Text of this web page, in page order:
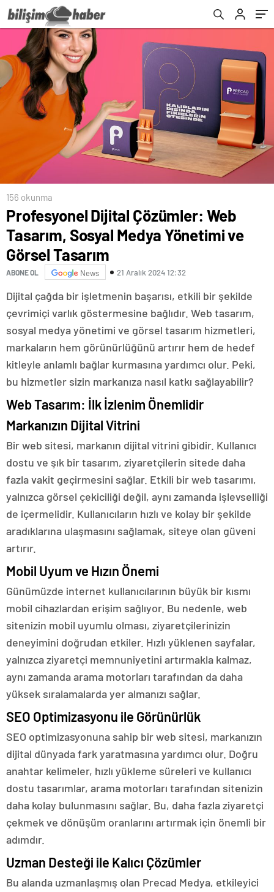
156 okunma
Profesyonel Dijital Çözümler: Web
Tasarım, Sosyal Medya Yönetimi ve
Görsel Tasarım
ABONE OL News 21 Aralık 2024 12:32
Dijital çağda bir işletmenin başarısı, etkili bir şekilde
çevrimiçi varlık göstermesine bağlıdır. Web tasarım,
sosyal medya yönetimi ve görsel tasarım hizmetleri,
markaların hem görünürlüğünü artırır hem de hedef
kitleyle anlamlı bağlar kurmasına yardımcı olur. Peki,
bu hizmetler sizin markanıza nasıl katkı sağlayabilir?
Web Tasarım: İlk İzlenim Önemlidir
Markanızın Dijital Vitrini
Bir web sitesi, markanın dijital vitrini gibidir. Kullanıcı
dostu ve şık bir tasarım, ziyaretçilerin sitede daha
fazla vakit geçirmesini sağlar. Etkili bir web tasarımı,
yalnızca görsel çekiciliği değil, aynı zamanda işlevselliği
de içermelidir. Kullanıcıların hızlı ve kolay bir şekilde
aradıklarına ulaşmasını sağlamak, siteye olan güveni
artırır.
Mobil Uyum ve Hızın Önemi
Günümüzde internet kullanıcılarının büyük bir kısmı
mobil cihazlardan erişim sağlıyor. Bu nedenle, web
sitenizin mobil uyumlu olması, ziyaretçilerinizin
deneyimini doğrudan etkiler. Hızlı yüklenen sayfalar,
yalnızca ziyaretçi memnuniyetini artırmakla kalmaz,
aynı zamanda arama motorları tarafından da daha
yüksek sıralamalarda yer almanızı sağlar.
SEO Optimizasyonu ile Görünürlük
SEO optimizasyonuna sahip bir web sitesi, markanızın
dijital dünyada fark yaratmasına yardımcı olur. Doğru
anahtar kelimeler, hızlı yükleme süreleri ve kullanıcı
dostu tasarımlar, arama motorları tarafından sitenizin
daha kolay bulunmasını sağlar. Bu, daha fazla ziyaretçi
çekmek ve dönüşüm oranlarını artırmak için önemli bir
adımdır.
Uzman Desteği ile Kalıcı Çözümler
Bu alanda uzmanlaşmış olan Precad Medya, etkileyici